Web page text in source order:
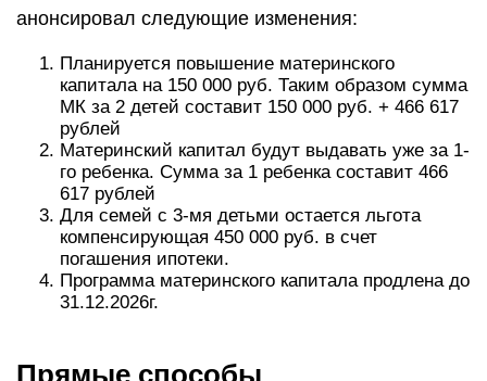
анонсировал следующие изменения:
Планируется повышение материнского
капитала на 150 000 руб. Таким образом сумма
МК за 2 детей составит 150 000 руб. + 466 617
рублей
Материнский капитал будут выдавать уже за 1-
го ребенка. Сумма за 1 ребенка составит 466
617 рублей
Для семей с 3-мя детьми остается льгота
компенсирующая 450 000 руб. в счет
погашения ипотеки.
Программа материнского капитала продлена до
31.12.2026г.
Прямые способы